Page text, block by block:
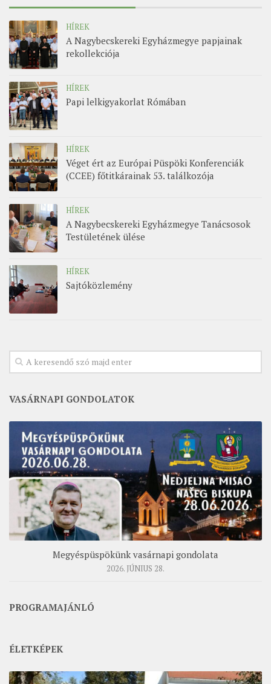
HÍREK
A Nagybecskereki Egyházmegye papjainak
rekollekciója
HÍREK
Papi lelkigyakorlat Rómában
HÍREK
Véget ért az Európai Püspöki Konferenciák
(CCEE) főtitkárainak 53. találkozója
HÍREK
A Nagybecskereki Egyházmegye Tanácsosok
Testületének ülése
HÍREK
Sajtóközlemény
VASÁRNAPI GONDOLATOK
Megyéspüspökünk vasárnapi gondolata
2026. JÚNIUS 28.
PROGRAMAJÁNLÓ
ÉLETKÉPEK